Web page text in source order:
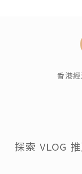
香港
探索 VLOG